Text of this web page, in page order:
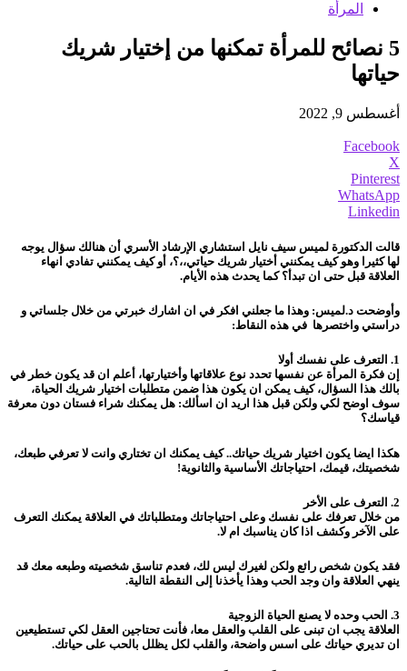
المرأة
5 نصائح للمرأة تمكنها من إختيار شريك
حياتها
أغسطس 9, 2022
Facebook
X
Pinterest
WhatsApp
Linkedin
قالت الدكتورة لميس سيف نايل استشاري الإرشاد الأسري أن هنالك سؤال يوجه
لها كثيرا وهو كيف يمكنني أختيار شريك حياتي،،؟، أو كيف يمكنني تفادي انهاء
العلاقة قبل حتى ان تبدأ؟ كما يحدث هذه الأيام.
وأوضحت د.لميس: وهذا ما جعلني افكر في ان اشارك خبرتي من خلال جلساتي و
دراستي واختصرها في هذه النقاط:
1. التعرف على نفسك أولا
إن فكرة المرأة عن نفسها تحدد نوع علاقاتها وأختيارتها، أعلم ان قد يكون خطر في
بالك هذا السؤال، كيف يمكن ان يكون هذا ضمن متطلبات اختيار شريك الحياة،
سوف اوضح لكي ولكن قبل هذا اريد ان اسألك: هل يمكنك شراء فستان دون معرفة
قياسك؟
هكذا ايضا يكون اختيار شريك حياتك.. كيف يمكنك ان تختاري وانت لا تعرفي طبعك،
شخصيتك، قيمك، احتياجاتك الأساسية والثانوية!
2. التعرف على الأخر
من خلال تعرفك على نفسك وعلى احتياجاتك ومتطلباتك في العلاقة يمكنك التعرف
على الآخر وكشف اذا كان يناسبك ام لا.
فقد يكون شخص رائع ولكن لغيرك ليس لك، فعدم تناسق شخصيته وطبعه معك قد
ينهي العلاقة وان وجد الحب وهذا يأخذنا إلى النقطة التالية.
3. الحب وحده لا يصنع الحياة الزوجية
العلاقة يجب ان تبنى على القلب والعقل معا، فأنت تحتاجين العقل لكي تستطيعين
ان تديري حياتك على اسس واضحة، والقلب لكل يظلل بالحب على حياتك.